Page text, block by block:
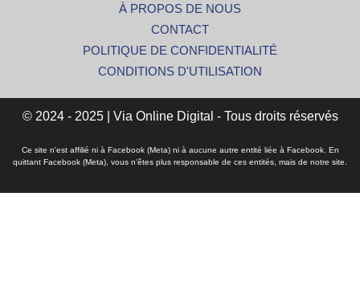
À PROPOS DE NOUS
CONTACT
POLITIQUE DE CONFIDENTIALITÉ
CONDITIONS D'UTILISATION
© 2024 - 2025 | Via Online Digital - Tous droits réservés
Ce site n'est affilié ni à Facebook (Meta) ni à aucune autre entité liée à Facebook. En
quittant Facebook (Meta), vous n'êtes plus responsable de ces entités, mais de notre site.